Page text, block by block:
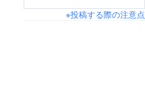
※投稿する際の注意点